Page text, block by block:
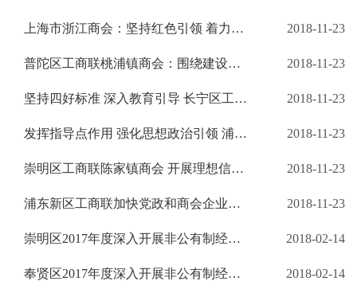
上海市浙江商会：坚持红色引领 着力凝心聚力 2018-11-23
普陀区工商联桃浦镇商会：围绕建设目标 打造服务品牌 2018-11-23
坚持四好标准 深入教育引导 长宁区工商联新华商会以深入开展理想信念教育实践活动 推进商会规范化建设水平 2018-11-23
发挥指导点作用 强化思想政治引领 浦东新区工商联潍坊街道商会 深入推进非公有制经济人士理想信念教育实践活动 2018-11-23
崇明区工商联陈家镇商会 开展理想信念教育实践活动注重“四个灵活” 2018-11-23
浦东新区工商联加快党政和商会企业的沟通协商制度建设 着力构建“亲”“清”新型政商关系 2018-11-23
崇明区2017年度深入开展非公有制经济人士 理想信念教育实践活动阶段性工作总结 2018-02-14
奉贤区2017年度深入开展非公有制经济人士 理想信念教育实践活动阶段性工作总结 2018-02-14